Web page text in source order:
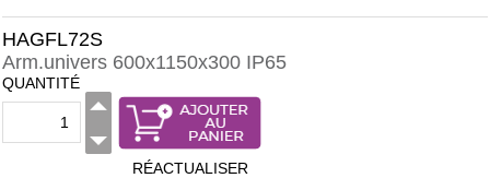
HAGFL72S
Arm.univers 600x1150x300 IP65
QUANTITÉ
RÉACTUALISER